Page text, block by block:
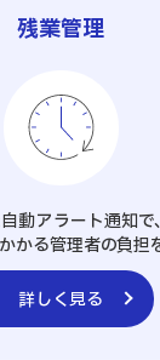
残業管理
動アラート通知
かる管理者の負担
詳しく見る